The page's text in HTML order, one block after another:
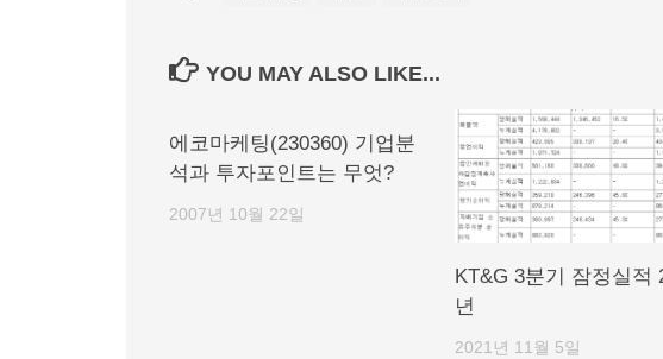
YOU MAY ALSO LIKE...
에코마케팅(230360) 기업분
석과 투자포인트는 무엇?
2007년 10월 22일
KT&G 3분기 잠정실적
년
2021년 11월 5일